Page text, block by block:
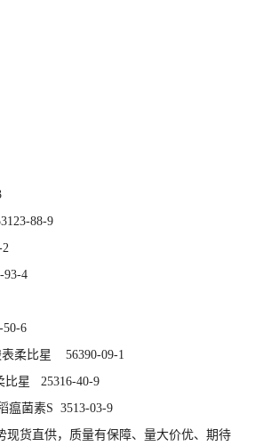
88-9
2
93-4
50-6
表柔比星 56390-09-1
比星 25316-40-9
瘟菌素S 3513-03-9
现货直供，质量有保障、量大价优、期待